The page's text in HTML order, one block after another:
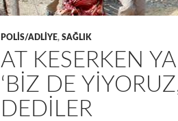
POLIS/ADLIYE, SAĞLIK
AT KESERKEN
‘BIZ DE
DEDILER